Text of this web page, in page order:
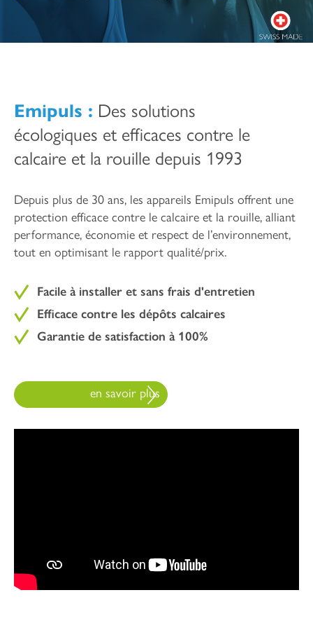
Emipuls : Des solutions
écologiques et efficaces contre le
calcaire et la rouille depuis 1993
Depuis plus de 30 ans, les appareils Emipuls offrent une
protection efficace contre le calcaire et la rouille, alliant
performance, économie et respect de l’environnement,
tout en optimisant le rapport qualité/prix.
Facile à installer et sans frais d'entretien
Efficace contre les dépôts calcaires
Garantie de satisfaction à 100%
en savoir plus